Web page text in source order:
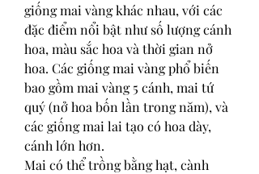
giống mai vàng khác nhau, với các
đặc điểm nổi bật như số lượng cánh
hoa, màu sắc hoa và thời gian nở
hoa. Các giống mai vàng phổ biến
bao gồm mai vàng 5 cánh, mai tứ
quý (nở hoa bốn lần trong năm), và
các giống mai lai tạo có hoa dày,
cánh lớn hơn.
Mai có thể trồng bằng hạt, cành